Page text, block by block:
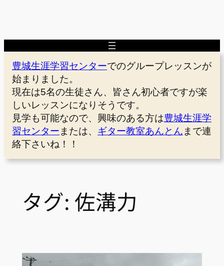
豊城生涯学習センターでのグループレッスンが
始まりました。
現在は5名の生徒さん、皆さん初心者ですが楽
しいレッスンになりそうです。
見学も可能なので、興味のある方は豊城生涯学
習センター または、 ギター教室あんとん まで連
絡下さいね！！
タグ: 佐溝力